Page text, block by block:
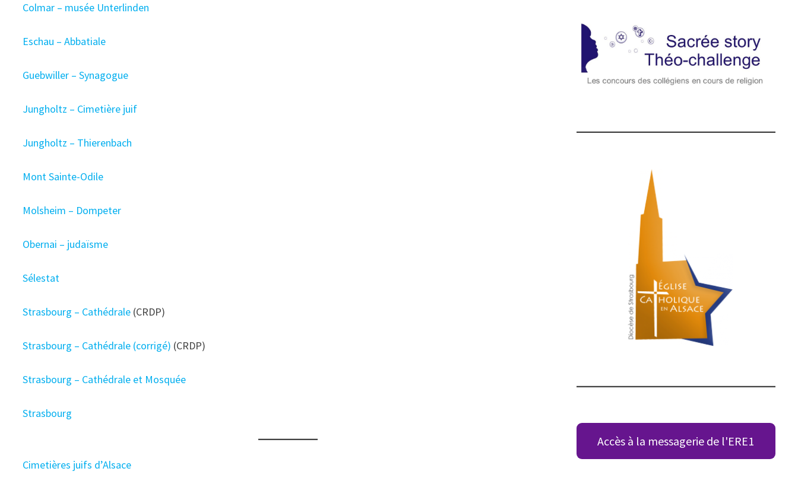
Colmar – musée Unterlinden
Eschau – Abbatiale
Guebwiller – Synagogue
Jungholtz – Cimetière juif
Jungholtz – Thierenbach
Mont Sainte-Odile
Molsheim – Dompeter
Obernai – judaïsme
Sélestat
Strasbourg – Cathédrale (CRDP)
Strasbourg – Cathédrale (corrigé) (CRDP)
Strasbourg – Cathédrale et Mosquée
Strasbourg
Cimetières juifs d’Alsace
Accès à la messagerie de l'ERE1